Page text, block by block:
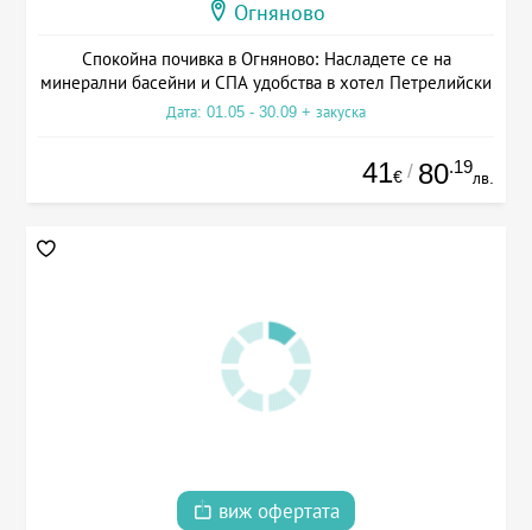
Огняново
Спокойна почивка в Огняново: Насладете се на
минерални басейни и СПА удобства в хотел Петрелийски
Дата: 01.05 - 30.09 + закуска
41€ / 80.19
лв.
виж офертата